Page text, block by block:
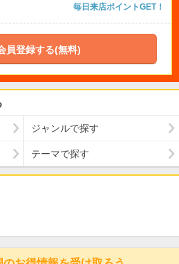
毎日来店ポイントGET！
員登録する(無料)
ジャンルで探す
テーマで探す